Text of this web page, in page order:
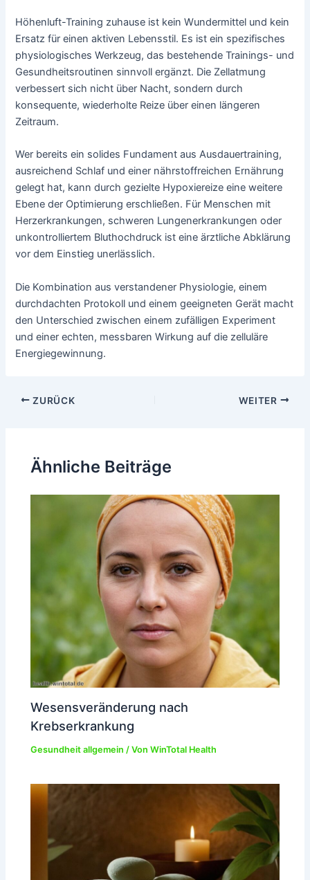
Höhenluft-Training zuhause ist kein Wundermittel und kein
Ersatz für einen aktiven Lebensstil. Es ist ein spezifisches
physiologisches Werkzeug, das bestehende Trainings- und
Gesundheitsroutinen sinnvoll ergänzt. Die Zellatmung
verbessert sich nicht über Nacht, sondern durch
konsequente, wiederholte Reize über einen längeren
Zeitraum.
Wer bereits ein solides Fundament aus Ausdauertraining,
ausreichend Schlaf und einer nährstoffreichen Ernährung
gelegt hat, kann durch gezielte Hypoxiereize eine weitere
Ebene der Optimierung erschließen. Für Menschen mit
Herzerkrankungen, schweren Lungenerkrankungen oder
unkontrolliertem Bluthochdruck ist eine ärztliche Abklärung
vor dem Einstieg unerlässlich.
Die Kombination aus verstandener Physiologie, einem
durchdachten Protokoll und einem geeigneten Gerät macht
den Unterschied zwischen einem zufälligen Experiment
und einer echten, messbaren Wirkung auf die zelluläre
Energiegewinnung.
Beitragsnavigation
ZURÜCK WEITER
Ähnliche Beiträge
Wesensveränderung nach
Krebserkrankung
Gesundheit allgemein / VonWinTotal Health